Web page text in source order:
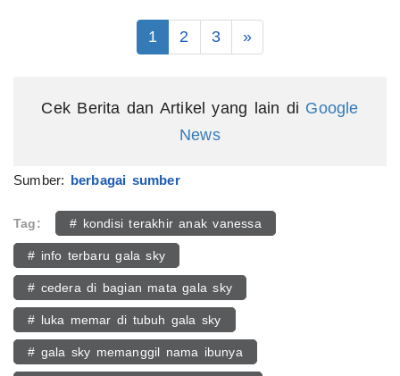
1 2 3 »
Cek Berita dan Artikel yang lain di Google
News
Sumber: berbagai sumber
Tag: # kondisi terakhir anak vanessa
# info terbaru gala sky
# cedera di bagian mata gala sky
# luka memar di tubuh gala sky
# gala sky memanggil nama ibunya